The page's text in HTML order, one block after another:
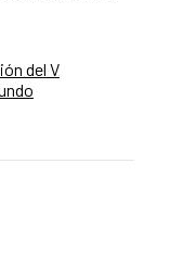
del V